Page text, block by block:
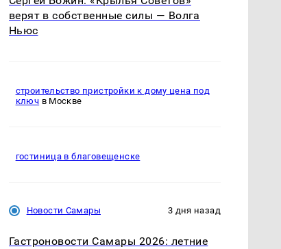
верят в собственные силы — Волга
Ньюс
строительство пристройки к дому цена под
ключ в Москве
гостиница в благовещенске
Новости Самары 3 дня назад
Гастроновости Самары 2026: летние